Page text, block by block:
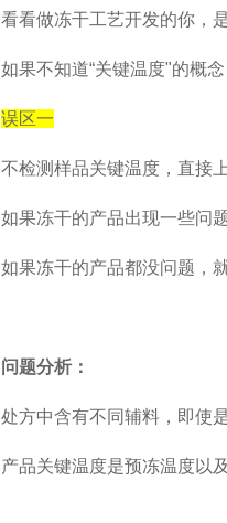
看看做冻干工艺开发的你，
如果不知道“关键温度"的概
误区一
不检测样品关键温度，直接
如果冻干的产品出现一些问
如果冻干的产品都没问题，
问题分析：
处方中含有不同辅料，即使
产品关键温度是预冻温度以及